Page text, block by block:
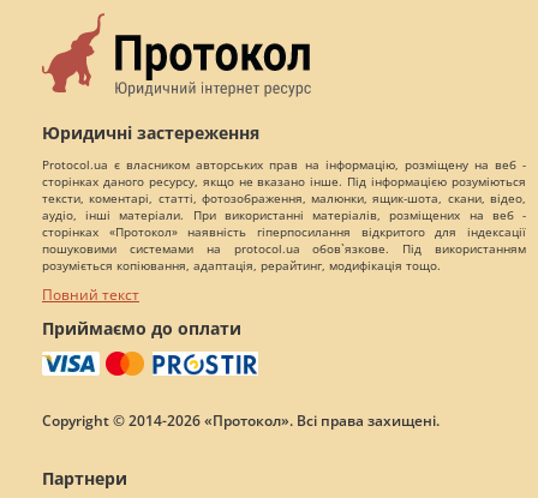
Юридичні застереження
Protocol.ua є власником авторських прав на інформацію, розміщену на веб -
сторінках даного ресурсу, якщо не вказано інше. Під інформацією розуміються
тексти, коментарі, статті, фотозображення, малюнки, ящик-шота, скани, відео,
аудіо, інші матеріали. При використанні матеріалів, розміщених на веб -
сторінках «Протокол» наявність гіперпосилання відкритого для індексації
пошуковими системами на protocol.ua обов`язкове. Під використанням
розуміється копіювання, адаптація, рерайтинг, модифікація тощо.
Повний текст
Приймаємо до оплати
Copyright © 2014-2026 «Протокол». Всі права захищені.
Партнери